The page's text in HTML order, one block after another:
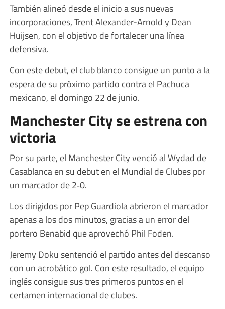
También alineó desde el inicio a sus nuevas
incorporaciones, Trent Alexander-Arnold y Dean
Huijsen, con el objetivo de fortalecer una línea
defensiva.
Con este debut, el club blanco consigue un punto a la
espera de su próximo partido contra el Pachuca
mexicano, el domingo 22 de junio.
Manchester City se estrena con
victoria
Por su parte, el Manchester City venció al Wydad de
Casablanca en su debut en el Mundial de Clubes por
un marcador de 2‑0.
Los dirigidos por Pep Guardiola abrieron el marcador
apenas a los dos minutos, gracias a un error del
portero Benabid que aprovechó Phil Foden.
Jeremy Doku sentenció el partido antes del descanso
con un acrobático gol. Con este resultado, el equipo
inglés consigue sus tres primeros puntos en el
certamen internacional de clubes.